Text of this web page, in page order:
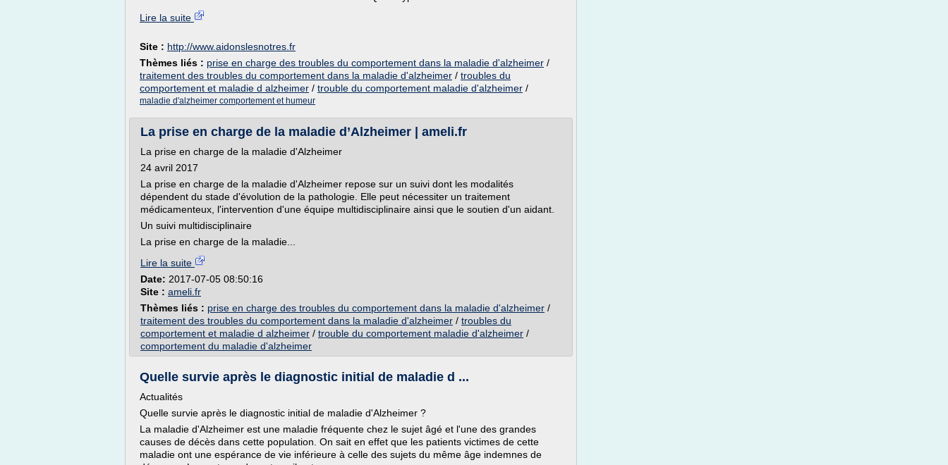
Lire la suite
Site : http://www.aidonslesnotres.fr
Thèmes liés : prise en charge des troubles du comportement dans la maladie d'alzheimer /
traitement des troubles du comportement dans la maladie d'alzheimer / troubles du
comportement et maladie d alzheimer / trouble du comportement maladie d'alzheimer /
maladie d'alzheimer comportement et humeur
La prise en charge de la maladie d’Alzheimer | ameli.fr
La prise en charge de la maladie d'Alzheimer
24 avril 2017
La prise en charge de la maladie d'Alzheimer repose sur un suivi dont les modalités
dépendent du stade d'évolution de la pathologie. Elle peut nécessiter un traitement
médicamenteux, l'intervention d'une équipe multidisciplinaire ainsi que le soutien d'un aidant.
Un suivi multidisciplinaire
La prise en charge de la maladie...
Lire la suite
Date: 2017-07-05 08:50:16
Site : ameli.fr
Thèmes liés : prise en charge des troubles du comportement dans la maladie d'alzheimer /
traitement des troubles du comportement dans la maladie d'alzheimer / troubles du
comportement et maladie d alzheimer / trouble du comportement maladie d'alzheimer /
comportement du maladie d'alzheimer
Quelle survie après le diagnostic initial de maladie d ...
Actualités
Quelle survie après le diagnostic initial de maladie d'Alzheimer ?
La maladie d'Alzheimer est une maladie fréquente chez le sujet âgé et l'une des grandes
causes de décès dans cette population. On sait en effet que les patients victimes de cette
maladie ont une espérance de vie inférieure à celle des sujets du même âge indemnes de